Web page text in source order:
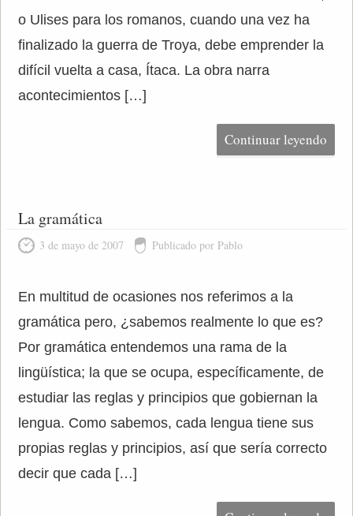
o Ulises para los romanos, cuando una vez ha
finalizado la guerra de Troya, debe emprender la
difícil vuelta a casa, Ítaca. La obra narra
acontecimientos […]
Continuar leyendo
La gramática
3 de mayo de 2007 Publicado por Pablo
En multitud de ocasiones nos referimos a la
gramática pero, ¿sabemos realmente lo que es?
Por gramática entendemos una rama de la
lingüística; la que se ocupa, específicamente, de
estudiar las reglas y principios que gobiernan la
lengua. Como sabemos, cada lengua tiene sus
propias reglas y principios, así que sería correcto
decir que cada […]